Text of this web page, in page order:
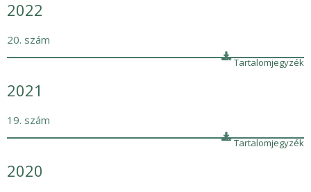
2022
20. szám
Tartalomjegyzék
2021
19. szám
Tartalomjegyzék
2020